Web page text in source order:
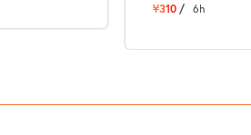
¥310 / 6h